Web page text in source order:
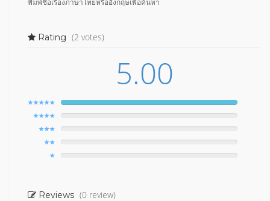
Rating (2 votes)
5.00
Reviews (0 review)